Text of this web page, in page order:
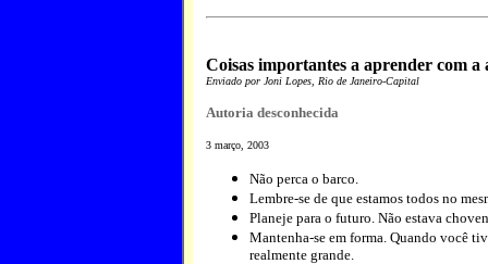
Coisas importantes a aprender com a
Enviado por Joni Lopes, Rio de Janeiro-Capital
Autoria desconhecida
3 março, 2003
Não perca o barco.
Lembre-se de que estamos todos no
Planeje para o futuro. Não estava
Mantenha-se em forma. Quando você
realmente grande.